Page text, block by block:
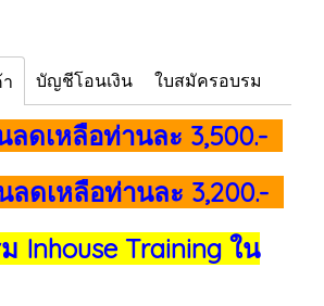
บัญชีโอนเงิน ใบสมัครอบรม
ดเหลือท่านละ 3,500.-
ดเหลือท่านละ 3,200.-
Inhouse Training ใน